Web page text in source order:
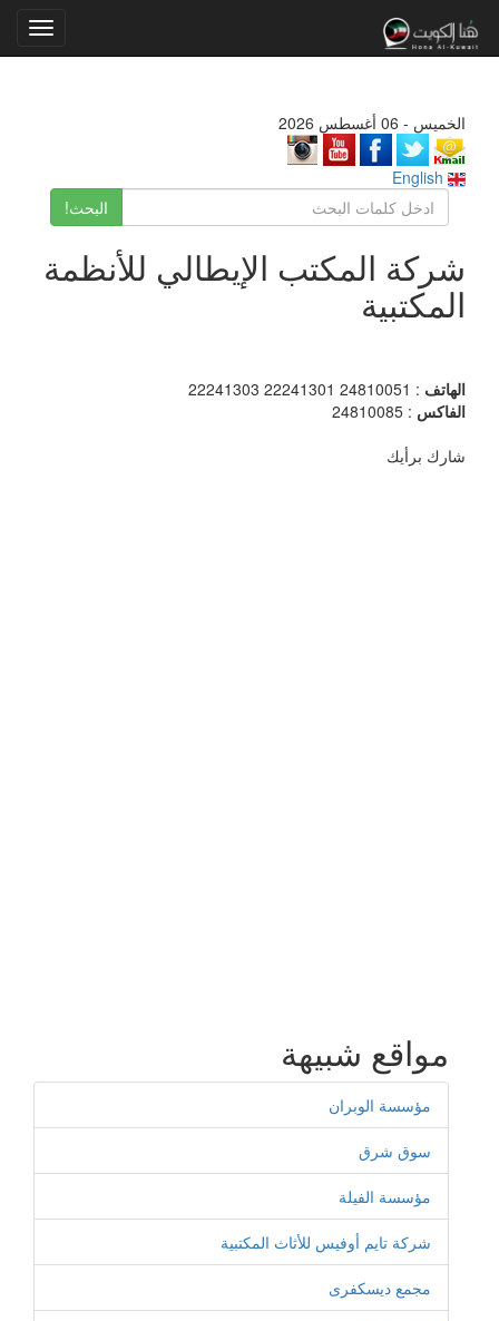
الخميس - 06 أغسطس 2026
البحث!
شركة المكتب الإيطالي للأنظمة
المكتبية
الهاتف : 24810051 22241301 22241303
الفاكس : 24810085
شارك برأيك
مواقع شبيهة
مؤسسة الوبران
سوق شرق
مؤسسة الفيلة
شركة تايم أوفيس للأثاث المكتبية
مجمع ديسكفرى